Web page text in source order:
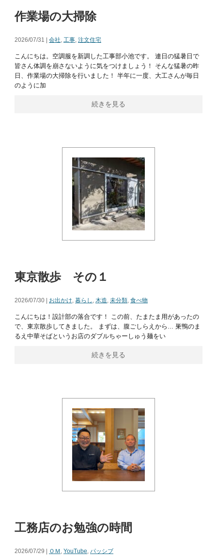
作業場の大掃除
2026/07/31 | 会社, 工事, 注文住宅
こんにちは。空調服を新調した工事部小池です。 連日の猛暑日で
皆さん体調を崩さないように気をつけましょう！ そんな猛暑の昨
日、作業場の大掃除を行いました！ 半年に一度、大工さんが毎日
のように加
続きを見る
東京散歩 その１
2026/07/30 | お出かけ, 暮らし , 木造, 未分類, 食べ物
こんにちは！設計部の落合です！ この前、たまたま用があったの
で、東京散歩してきました。 まずは、腹ごしらえから... 巣鴨のま
るえ中華そばというお店のダブルちゃーしゅう麺をい
続きを見る
工務店のお勉強の時間
2026/07/29 | ＯＭ , YouTube, パッシブ